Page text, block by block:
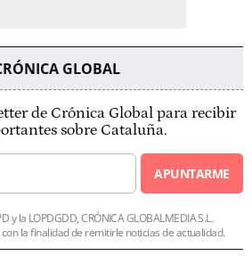
GLOBAL
de Crónica Global para recibir
sobre Cataluña.
APUNTARME
y la LOPDGDD, CRÓNICA GLOBALMEDIA S.L.
la finalidad de remitirle noticias de actualidad.